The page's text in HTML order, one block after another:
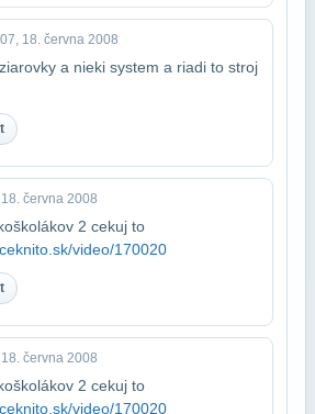
18. června 2008
a nieki system a riadi to stroj
června 2008
2 cekuj to
video/170020
června 2008
2 cekuj to
video/170020